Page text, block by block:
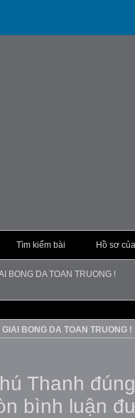
Tìm kiếm bài Hồ sơ
BONG DA TOAN TRUONG !
GIAI BONG DA TOAN TRUONG !
Thanh
bình luận